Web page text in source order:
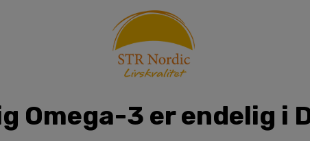
Omega-3 er endelig i